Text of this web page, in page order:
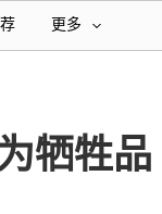
更多
牺牲品